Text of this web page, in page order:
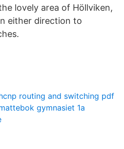
lovely area of Höllviken,
either direction to
routing and switching pdf
gymnasiet 1a